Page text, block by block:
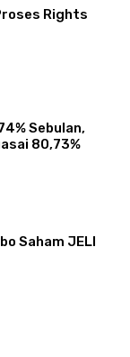
Rights
Sebulan,
80,73%
Saham JELI